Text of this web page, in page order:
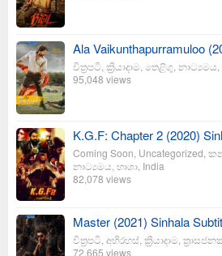
Ala Vaikunthapurramuloo
චිත්‍රපටි ක්‍රියාදාම තෙළිගු නාට්‍යමය
95,048 views
K.G.F: Chapter 2 (2020)
Coming Soon Uncategorized
නාට්‍යමය භාශා India
82,078 views
Master (2021) Sinhala
චිත්‍රපටි අභිරහස් ක්‍රියාදාම
72,665 views